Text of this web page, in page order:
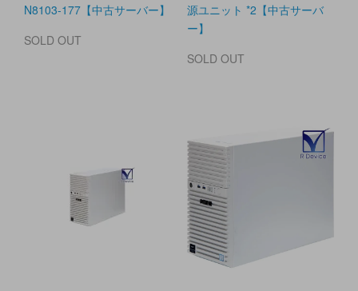
N8103-177【中古サーバー】
SOLD OUT
源ユニット *2【中古サーバ
ー】
SOLD OUT